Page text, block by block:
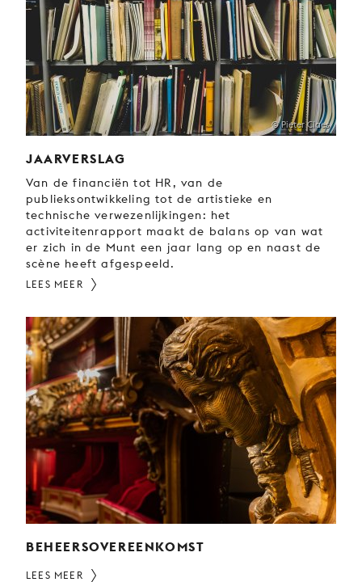
JONG
PUBLIEK
DE
MUNT
STEUN
ONS
© Pieter Claes
JAARVERSLAG
Van de financiën tot HR, van de
publieksontwikkeling tot de artistieke en
technische verwezenlijkingen: het
activiteitenrapport maakt de balans op van wat
er zich in de Munt een jaar lang op en naast de
scène heeft afgespeeld.
LEES MEER
BEHEERSOVEREENKOMST
LEES MEER